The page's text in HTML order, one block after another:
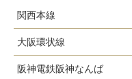
関西本線
新今宮駅
今宮駅
大阪環状線
芦原橋駅
阪神電鉄阪神なんば